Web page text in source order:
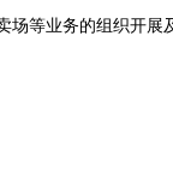
场等业务的组织开展